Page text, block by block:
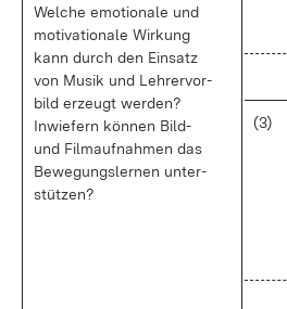
Wel­che emo­tio­na­le und
mo­ti­va­tio­na­le Wir­kung
kann durch den Ein­satz
von Mu­sik und Leh­rer­vor­
bild er­zeugt wer­den?
In­wie­fern kön­nen Bild-
und Film­auf­nah­men das
Be­we­gungs­ler­nen un­ter­
stüt­zen?
(3)